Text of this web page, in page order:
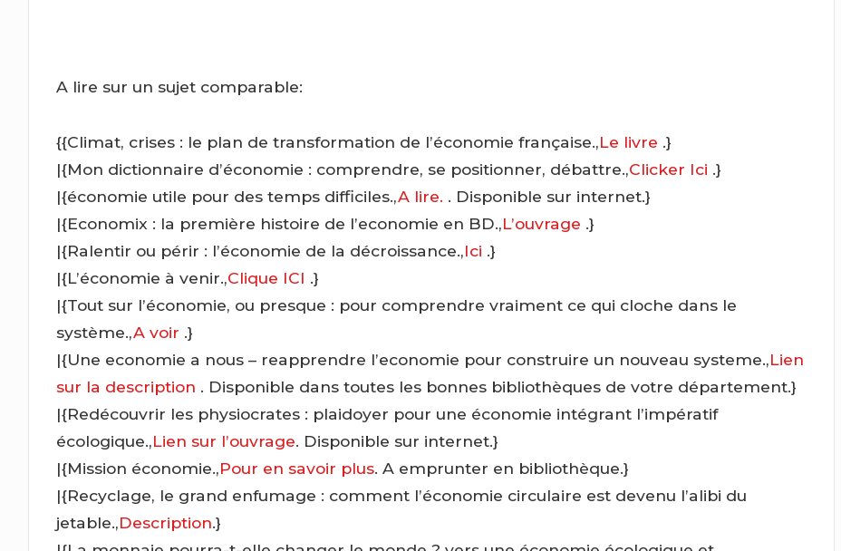
A lire sur un sujet comparable:
{{Climat, crises : le plan de transformation de l’économie française.,Le livre .}
|{Mon dictionnaire d’économie : comprendre, se positionner, débattre.,Clicker Ici .}
|{économie utile pour des temps difficiles.,A lire. . Disponible sur internet.}
|{Economix : la première histoire de l’economie en BD.,L’ouvrage .}
|{Ralentir ou périr : l’économie de la décroissance.,Ici .}
|{L’économie à venir.,Clique ICI .}
|{Tout sur l’économie, ou presque : pour comprendre vraiment ce qui cloche dans le
système.,A voir .}
|{Une economie a nous – reapprendre l’economie pour construire un nouveau systeme.,Lien
sur la description . Disponible dans toutes les bonnes bibliothèques de votre département.}
|{Redécouvrir les physiocrates : plaidoyer pour une économie intégrant l’impératif
écologique.,Lien sur l’ouvrage. Disponible sur internet.}
|{Mission économie.,Pour en savoir plus. A emprunter en bibliothèque.}
|{Recyclage, le grand enfumage : comment l’économie circulaire est devenu l’alibi du
jetable.,Description.}